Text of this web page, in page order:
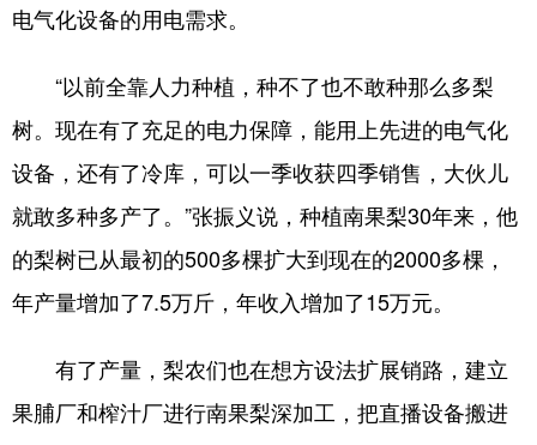
电气化设备的用电需求。
“以前全靠人力种植，种不了也不敢种那么多梨
树。现在有了充足的电力保障，能用上先进的电气化
设备，还有了冷库，可以一季收获四季销售，大伙儿
就敢多种多产了。”张振义说，种植南果梨30年来，他
的梨树已从最初的500多棵扩大到现在的2000多棵，
年产量增加了7.5万斤，年收入增加了15万元。
有了产量，梨农们也在想方设法扩展销路，建立
果脯厂和榨汁厂进行南果梨深加工，把直播设备搬进